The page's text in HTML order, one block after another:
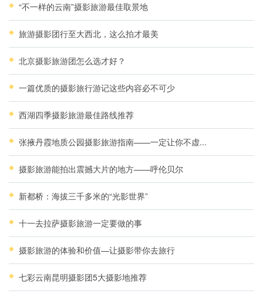
“不一样的云南”摄影旅游最佳取景地
旅游摄影团行至大西北，这么拍才最美
北京摄影旅游团怎么选才好？
一篇优质的摄影旅行游记这些内容必不可少
西湖四季摄影旅游最佳路线推荐
张掖丹霞地质公园摄影旅游指南——一定让你不虚...
摄影旅游能拍出震撼大片的地方——呼伦贝尔
新都桥：海拔三千多米的“光影世界”
十一去拉萨摄影旅游一定要做的事
摄影旅游的体验和价值—让摄影带你去旅行
七彩云南昆明摄影团5大摄影地推荐